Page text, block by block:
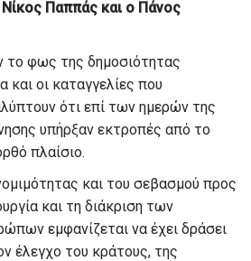
ος Παππάς και ο Πάνος
το φως της δημοσιότητας
και οι καταγγελίες που
ότι επί των ημερών της
υπήρξαν εκτροπές από το
πλαίσιο.
και του σεβασμού προς
και τη διάκριση των
εμφανίζεται να έχει δράσει
έλεγχο του κράτους, της